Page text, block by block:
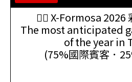
🏳‍🌈X-Formosa 2026
The most anticipated
of the year in
(75%國際賓客．